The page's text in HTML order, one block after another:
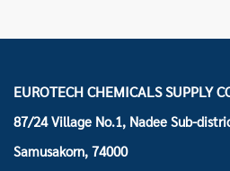
EUROTECH CHEMICALS SUPPLY
87/24 Village No.1, Nadee Sub-
Samusakorn, 74000